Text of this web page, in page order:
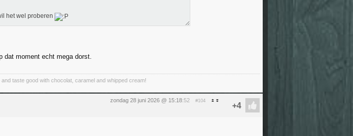
het wel proberen
dat moment echt mega dorst.
taste good with chocolat, caramel and whipped cream!
zondag 28 juni 2026 @ 15:18:52 #104